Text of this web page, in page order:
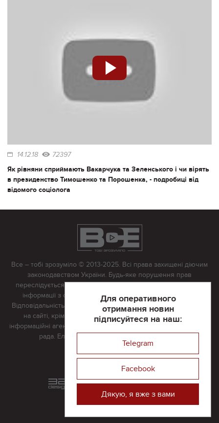
14.12.18 72397
Як рівняни сприймають Вакарчука та Зеленського і чи вірять
в президенство Тимошенко та Порошенка, - подробиці від
відомого соціолога
Для оперативного
отримання новин
підписуйтеся на наш:
Telegram
Facebook
Дякую, я вже з вами
Все – тобі зрозуміло © 2013-2025. Всі права захищені діючим
законодавством України. Будь-яке порушення прав
переслідується в судовому порядку. Будь-яке відтворення
інформації з сайту тільки з письмово дозволу редакції.
Відповідальність за достовірність усіх матеріалів, розміщених
на сайті, крім матеріалів, які містять посилання на інші
інформаційні агентства або інтернет-видання, несе редакційна
рада. Електронна пошта:
Реклама на сайті
Розроблений та підтримується